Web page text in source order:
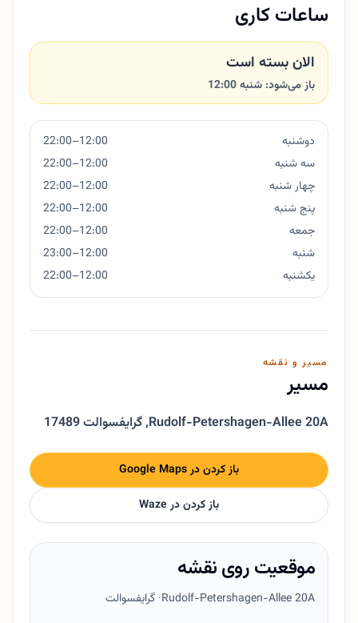
ساعات کاری
الان بسته است
باز می‌شود: شنبه 12:00
دوشنبه
12:00–22:00
سه شنبه
12:00–22:00
چهار شنبه
12:00–22:00
پنج شنبه
12:00–22:00
جمعه
12:00–22:00
شنبه
12:00–23:00
یکشنبه
12:00–22:00
مسیر و نقشه
مسیر
Rudolf-Petershagen-Allee 20A
,17489 گرایفسوالت
باز کردن در Google Maps
باز کردن در Waze
موقعیت روی نقشه
Rudolf-Petershagen-Allee 20A· گرایفسوالت